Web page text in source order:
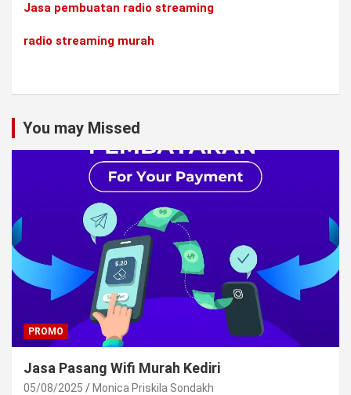
Jasa pembuatan radio streaming
radio streaming murah
You may Missed
PROMO
Jasa Pasang Wifi Murah Kediri
05/08/2025 Monica Priskila Sondakh